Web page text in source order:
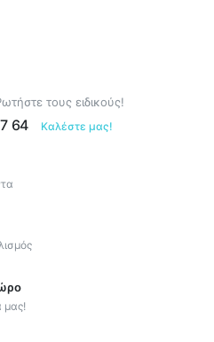
τους ειδικούς!
64 Καλέστε μας!
μας!